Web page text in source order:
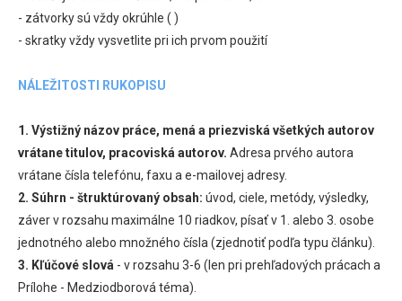
- zátvorky sú vždy okrúhle ( )
- skratky vždy vysvetlite pri ich prvom použití
NÁLEŽITOSTI RUKOPISU
1. Výstižný názov práce, mená a priezviská všetkých autorov
vrátane titulov, pracoviská autorov. Adresa prvého autora
vrátane čísla telefónu, faxu a e-mailovej adresy.
2. Súhrn - štruktúrovaný obsah: úvod, ciele, metódy, výsledky,
záver v rozsahu maximálne 10 riadkov, písať v 1. alebo 3. osobe
jednotného alebo množného čísla (zjednotiť podľa typu článku).
3. Kľúčové slová - v rozsahu 3-6 (len pri prehľadových prácach a
Prílohe - Medziodborová téma).